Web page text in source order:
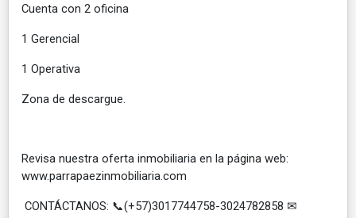
Cuenta con 2 oficina
1 Gerencial
1 Operativa
Zona de descargue.
Revisa nuestra oferta inmobiliaria en la página web:
www.parrapaezinmobiliaria.com
CONTÁCTANOS: 📞(+57)3017744758-3024782858 ✉